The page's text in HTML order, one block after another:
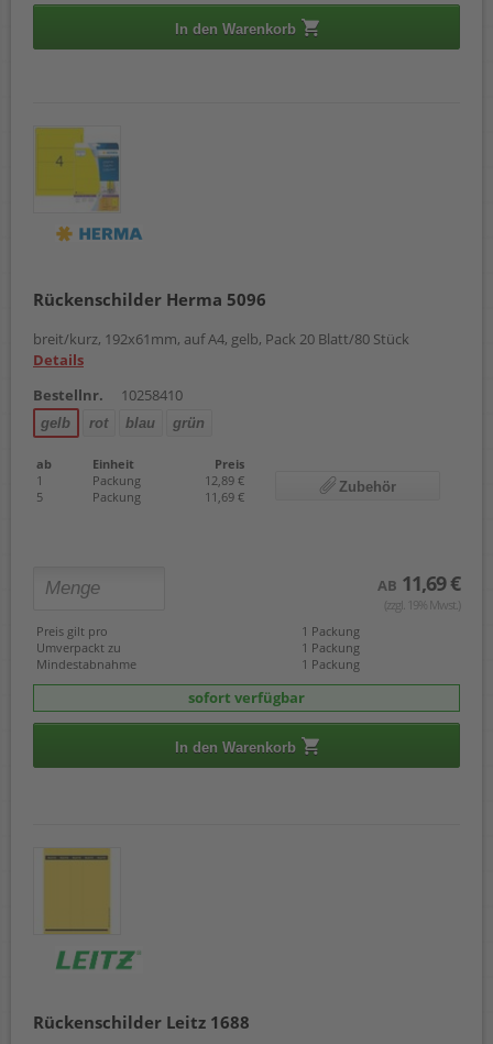
In den Warenkorb
Rückenschilder Herma 5096
breit/kurz, 192x61mm, auf A4, gelb, Pack 20 Blatt/80 Stück
Details
Bestellnr.
10258410
gelb rot blau grün
ab Einheit
Preis
1
Packung
12,89 €
5
Packung 11,69 €
Zubehör
AB 11,69 €
(zzgl. 19% Mwst.)
Preis gilt pro
1 Packung
Umverpackt zu
1 Packung
Mindestabnahme
1 Packung
sofort verfügbar
In den Warenkorb
Rückenschilder Leitz 1688